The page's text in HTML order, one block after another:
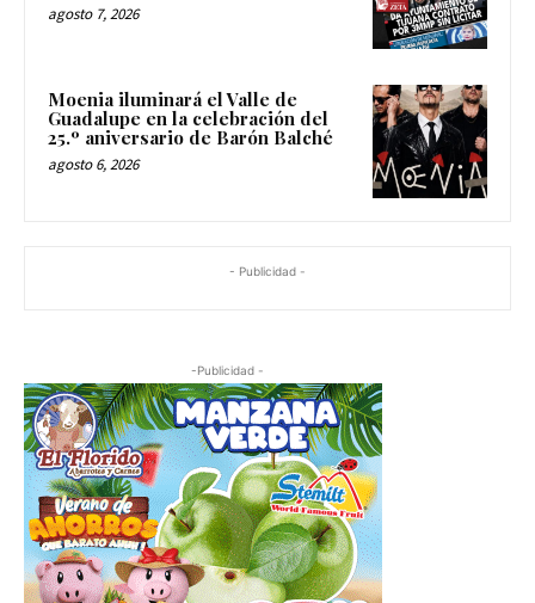
agosto 7, 2026
Moenia iluminará el Valle de
Guadalupe en la celebración del
25.º aniversario de Barón Balché
agosto 6, 2026
- Publicidad -
-Publicidad -